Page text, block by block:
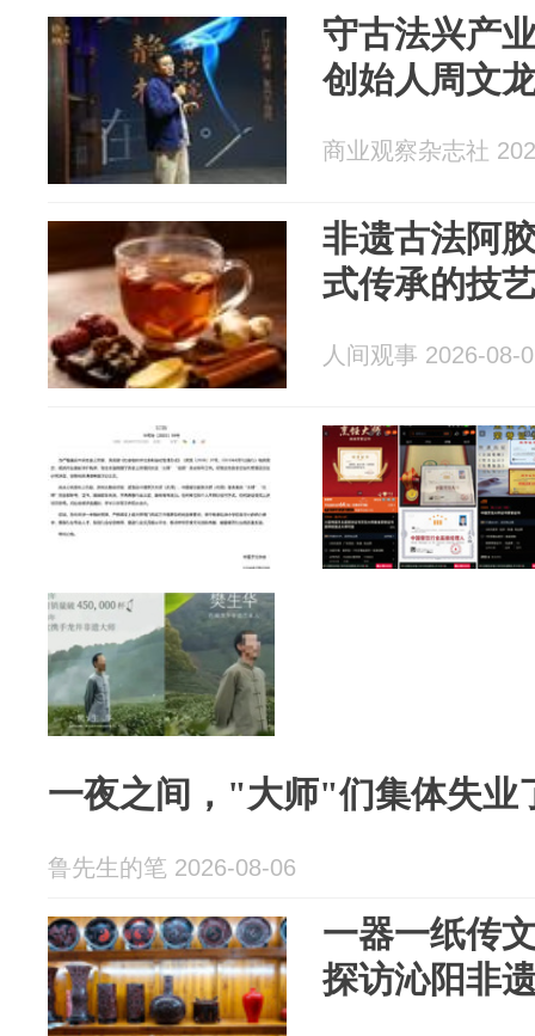
守古法兴产
创始人周文
商业观察杂志社
非遗古法阿
式传承的技
人间观事 2026-08-
一夜之间，"大师"们集体失业
鲁先生的笔 2026-08-06
一器一纸传
探访沁阳非